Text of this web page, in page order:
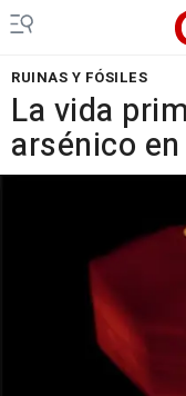
RUINAS Y FÓSILES
La vida
arsénico